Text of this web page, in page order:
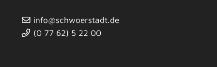
info@schwoerstadt.de
(0 77 62) 5 22 00